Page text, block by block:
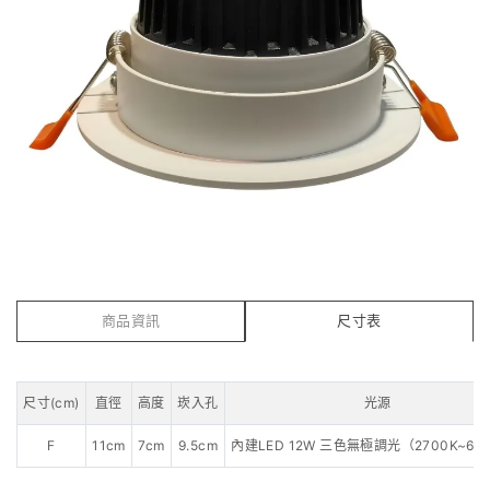
商品資訊 尺寸表
尺寸(cm) 直徑 高度 崁入孔 光源
F 11cm 7cm 9.5cm 內建LED 12W 三色無極調光（